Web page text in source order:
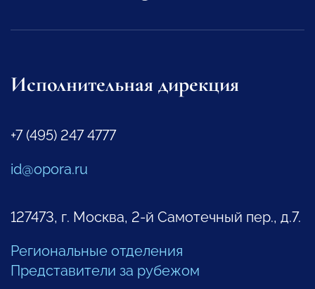
Исполнительная дирекция
+7 (495) 247 4777
id@opora.ru
127473, г. Москва, 2-й Самотечный пер., д.7.
Региональные отделения
Представители за рубежом